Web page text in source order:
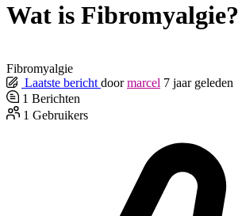
Wat is Fibromyalgie?
Fibromyalgie
Laatste bericht door marcel 7 jaar geleden
1 Berichten
1 Gebruikers